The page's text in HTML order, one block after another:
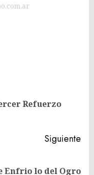
Refuerzo
Siguiente
Enfrio lo del Ogro